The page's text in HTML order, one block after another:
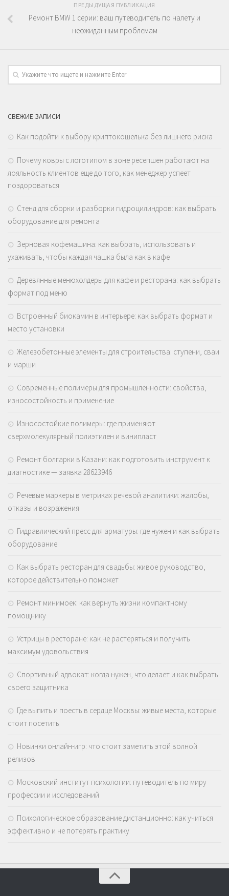
ПРЕДЫДУЩАЯ ПУБЛИКАЦИЯ
Ремонт BMW 1 серии: ваш путеводитель по налету и
неожиданным проблемам
СВЕЖИЕ ЗАПИСИ
Как подойти к выбору криптокошелька без лишнего риска
Почему ковры с логотипом в зоне ресепшен работают на
лояльность клиентов еще до того, как менеджер успеет
поздороваться
Стенд для сборки и разборки гидроцилиндров: как выбрать
оборудование для ремонта
Зерновая кофемашина: как выбрать, использовать и
ухаживать, чтобы каждая чашка была как в кафе
Деревянные менюхолдеры для кафе и ресторана: как выбрать
формат под меню
Встроенный биокамин в интерьере: как выбрать формат и
место установки
Железобетонные элементы для строительства: ступени, сваи
и марши
Современные полимеры для промышленности: свойства,
износостойкость и применение
Износостойкие полимеры: где применяют
сверхмолекулярный полиэтилен и винипласт
Ремонт болгарки в Казани: как подготовить инструмент к
диагностике — заявка 28623946
Речевые маркеры в метриках речевой аналитики: жалобы,
отказы и возражения
Гидравлический пресс для арматуры: где нужен и как выбрать
оборудование
Как выбрать ресторан для свадьбы: живое руководство,
которое действительно поможет
Ремонт минимоек: как вернуть жизни компактному
помощнику
Устрицы в ресторане: как не растеряться и получить
максимум удовольствия
Спортивный адвокат: когда нужен, что делает и как выбрать
своего защитника
Где выпить и поесть в сердце Москвы: живые места, которые
стоит посетить
Новинки онлайн-игр: что стоит заметить этой волной
релизов
Московский институт психологии: путеводитель по миру
профессии и исследований
Психологическое образование дистанционно: как учиться
эффективно и не потерять практику